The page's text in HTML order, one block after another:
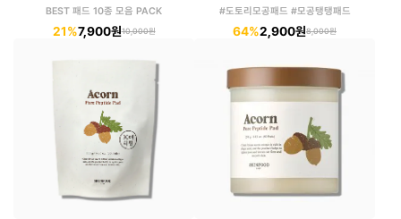
BEST 패드 10종 모음 PACK
21%7,900원10,000원
#도토리모공패드 #모공탱탱패드
64%2,900원8,000원